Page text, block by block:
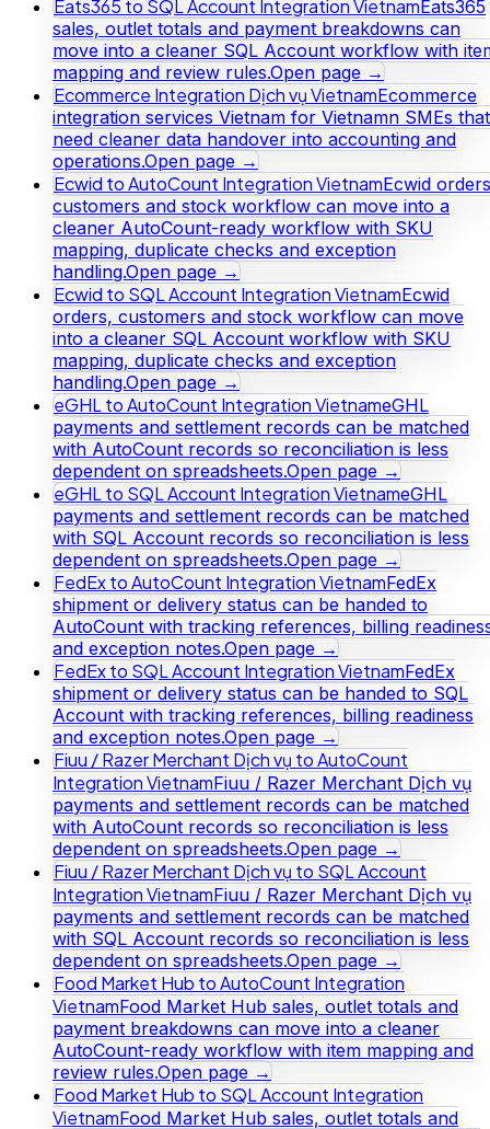
Eats365 to SQL Account Integration VietnamEats365
sales, outlet totals and payment breakdowns can
move into a cleaner SQL Account workflow with
mapping and review rules.Open page →
Ecommerce Integration Dịch vụ VietnamEcommerce
integration services Vietnam for Vietnamn SMEs that
need cleaner data handover into accounting and
operations.Open page →
Ecwid to AutoCount Integration VietnamEcwid
customers and stock workflow can move into a
cleaner AutoCount-ready workflow with SKU
mapping, duplicate checks and exception
handling.Open page →
Ecwid to SQL Account Integration VietnamEcwid
orders, customers and stock workflow can move
into a cleaner SQL Account workflow with SKU
mapping, duplicate checks and exception
handling.Open page →
eGHL to AutoCount Integration VietnameGHL
payments and settlement records can be matched
with AutoCount records so reconciliation is less
dependent on spreadsheets.Open page →
eGHL to SQL Account Integration VietnameGHL
payments and settlement records can be matched
with SQL Account records so reconciliation is less
dependent on spreadsheets.Open page →
FedEx to AutoCount Integration VietnamFedEx
shipment or delivery status can be handed to
AutoCount with tracking references, billing
and exception notes.Open page →
FedEx to SQL Account Integration VietnamFedEx
shipment or delivery status can be handed to SQL
Account with tracking references, billing readiness
and exception notes.Open page →
Fiuu / Razer Merchant Dịch vụ to AutoCount
Integration VietnamFiuu / Razer Merchant Dịch vụ
payments and settlement records can be matched
with AutoCount records so reconciliation is less
dependent on spreadsheets.Open page →
Fiuu / Razer Merchant Dịch vụ to SQL Account
Integration VietnamFiuu / Razer Merchant Dịch vụ
payments and settlement records can be matched
with SQL Account records so reconciliation is less
dependent on spreadsheets.Open page →
Food Market Hub to AutoCount Integration
VietnamFood Market Hub sales, outlet totals and
payment breakdowns can move into a cleaner
AutoCount-ready workflow with item mapping and
review rules.Open page →
Food Market Hub to SQL Account Integration
VietnamFood Market Hub sales, outlet totals and